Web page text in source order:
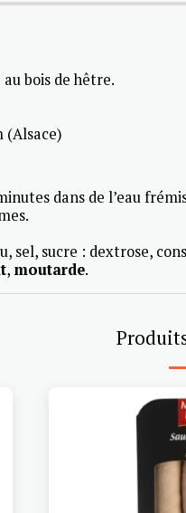
bois de hêtre.
(Alsace)
dans de l’eau
sel, sucre : dextrose,
, moutarde.